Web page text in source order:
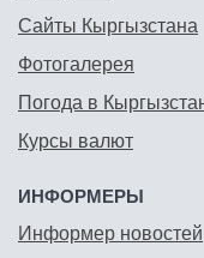
Сайты Кыргызстана
Фотогалерея
Погода в
Курсы валют
ИНФОРМЕРЫ
Информер новостей